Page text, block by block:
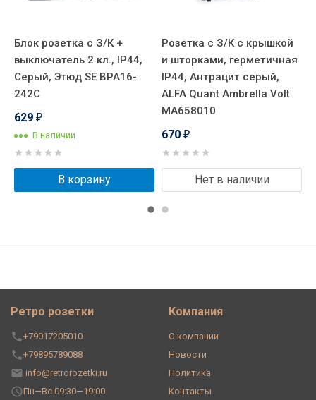
Блок розетка с З/К +
выключатель 2 кл., IP44,
Серый, Этюд SE BPA16-
242C
629 ₽
В наличии
В корзину
Розетка с З/К с крышкой
и шторками, герметичная
IP44, Антрацит серый,
ALFA Quant Ambrella Volt
MA658010
670 ₽
Нет в наличии
Ретро розетки
+79017205010
+79895789088
info@retrorozetki.ru
Пн—Вс 09:30—19:00
Компания
О компании
Новости
Политика
Контакты